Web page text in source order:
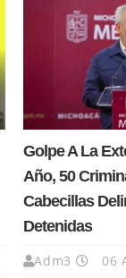
Golpe A La
Año, 50
Cabecillas
Detenidas
Adm3 06